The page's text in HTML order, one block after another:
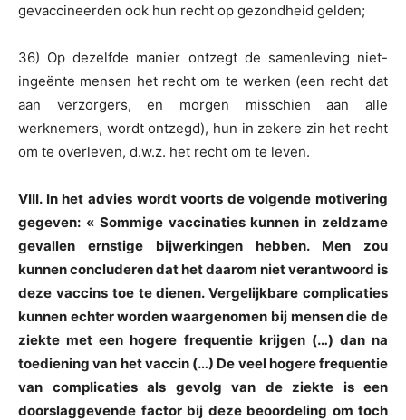
gevaccineerden ook hun recht op gezondheid gelden;
36) Op dezelfde manier ontzegt de samenleving niet-
ingeënte mensen het recht om te werken (een recht dat
aan verzorgers, en morgen misschien aan alle
werknemers, wordt ontzegd), hun in zekere zin het recht
om te overleven, d.w.z. het recht om te leven.
VIII. In het advies wordt voorts de volgende motivering
gegeven: « Sommige vaccinaties kunnen in zeldzame
gevallen ernstige bijwerkingen hebben. Men zou
kunnen concluderen dat het daarom niet verantwoord is
deze vaccins toe te dienen. Vergelijkbare complicaties
kunnen echter worden waargenomen bij mensen die de
ziekte met een hogere frequentie krijgen (…) dan na
toediening van het vaccin (…) De veel hogere frequentie
van complicaties als gevolg van de ziekte is een
doorslaggevende factor bij deze beoordeling om toch